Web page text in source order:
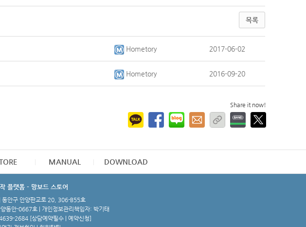
목록
Hometory 2017-06-02
Hometory 2016-09-20
Share it now!
MANUAL DOWNLOAD
플랫폼 - 망보드 스토어
동안구 안양판교로 20, 306-B55호
동안-0667호 | 개인정보관리책임자: 박기태
2684 [상담예약필수 | 예약신청]